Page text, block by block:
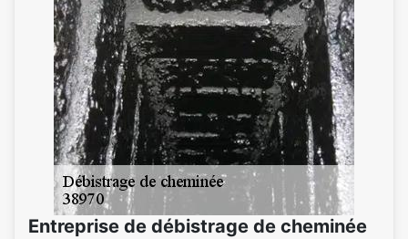
Entreprise de débistrage de cheminée